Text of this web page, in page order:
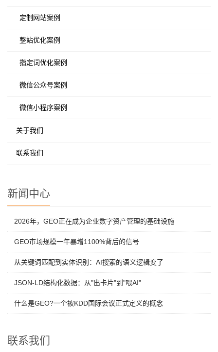
定制网站案例
整站优化案例
指定词优化案例
微信公众号案例
微信小程序案例
关于我们
联系我们
新闻中心
2026年，GEO正在成为企业数字资产管理的基础设施
GEO市场规模一年暴增1100%背后的信号
从关键词匹配到实体识别：AI搜索的语义逻辑变了
JSON-LD结构化数据：从"出卡片"到"喂AI"
什么是GEO?一个被KDD国际会议正式定义的概念
联系我们